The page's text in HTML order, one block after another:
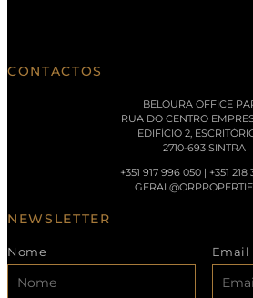
CONTACTOS
BELOURA OFFICE
RUA DO CENTRO
EDIFÍCIO 2,
2710-693 SINTRA
+351 917 996 050 | +351 218
NEWSLETTER
Nome Email